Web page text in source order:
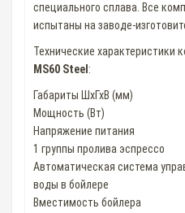
специального сплава. Все
испытаны на заводе-
Технические характеристики
MS60 Steel :
Габариты ШхГхВ (мм)
Мощность (Вт)
Напряжение питания
1 группы пролива эспрессо
Автоматическая система
воды в бойлере
Вместимость бойлера